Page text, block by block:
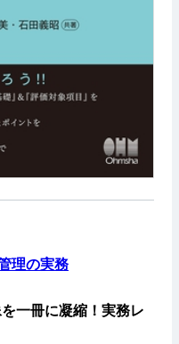
理の実務
一冊に凝縮！実務レ